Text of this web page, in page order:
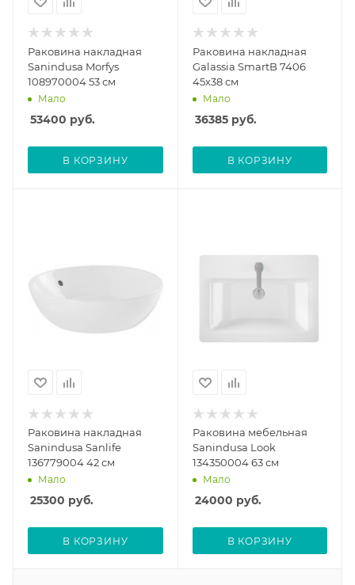
Раковина накладная
Sanindusa Morfys
108970004 53 см
Мало
53400 руб.
В КОРЗИНУ
Раковина накладная
Galassia SmartB 7406
45х38 см
Мало
36385руб.
В КОРЗИНУ
Раковина накладная
Sanindusa Sanlife
136779004 42 см
Мало
25300 руб.
В КОРЗИНУ
Раковина мебельная
Sanindusa Look
134350004 63 см
Мало
24000 руб.
В КОРЗИНУ